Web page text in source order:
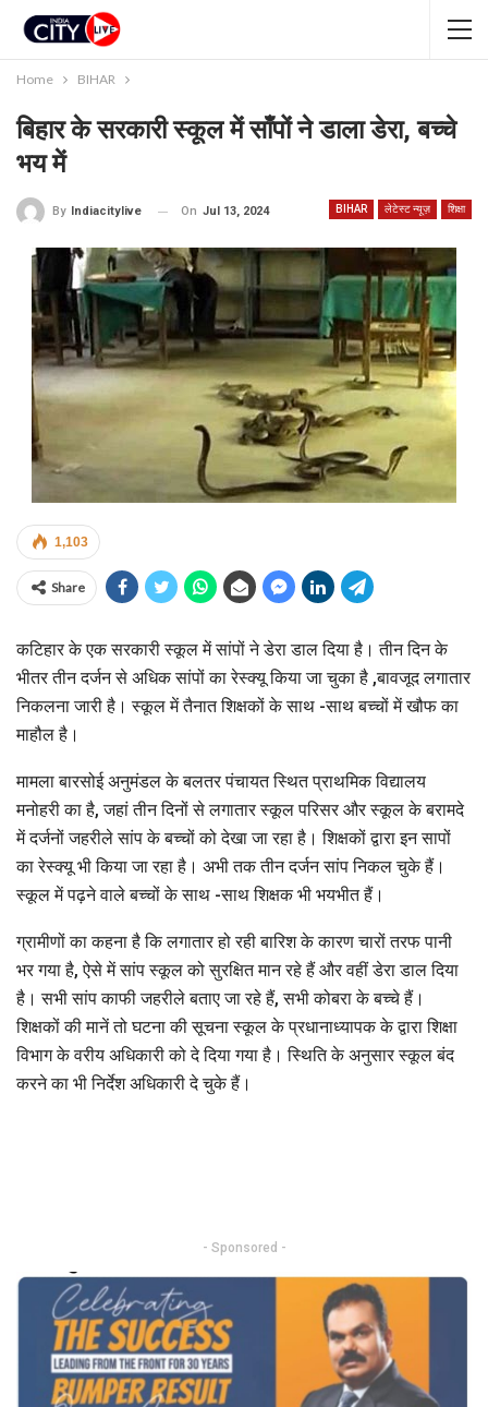
Home BIHAR
बिहार के सरकारी स्कूल में साँपों ने डाला डेरा, बच्चे
भय में
BIHAR लेटेस्ट न्यूज़ शिक्षा
By Indiacitylive On Jul 13, 2024
1,103
Share
कटिहार के एक सरकारी स्कूल में सांपों ने डेरा डाल दिया है। तीन दिन के
भीतर तीन दर्जन से अधिक सांपों का रेस्क्यू किया जा चुका है ,बावजूद लगातार
निकलना जारी है। स्कूल में तैनात शिक्षकों के साथ -साथ बच्चों में खौफ का
माहौल है।
मामला बारसोई अनुमंडल के बलतर पंचायत स्थित प्राथमिक विद्यालय
मनोहरी का है, जहां तीन दिनों से लगातार स्कूल परिसर और स्कूल के बरामदे
में दर्जनों जहरीले सांप के बच्चों को देखा जा रहा है। शिक्षकों द्वारा इन सापों
का रेस्क्यू भी किया जा रहा है। अभी तक तीन दर्जन सांप निकल चुके हैं।
स्कूल में पढ़ने वाले बच्चों के साथ -साथ शिक्षक भी भयभीत हैं।
ग्रामीणों का कहना है कि लगातार हो रही बारिश के कारण चारों तरफ पानी
भर गया है, ऐसे में सांप स्कूल को सुरक्षित मान रहे हैं और वहीं डेरा डाल दिया
है। सभी सांप काफी जहरीले बताए जा रहे हैं, सभी कोबरा के बच्चे हैं।
शिक्षकों की मानें तो घटना की सूचना स्कूल के प्रधानाध्यापक के द्वारा शिक्षा
विभाग के वरीय अधिकारी को दे दिया गया है। स्थिति के अनुसार स्कूल बंद
करने का भी निर्देश अधिकारी दे चुके हैं।
- Sponsored -